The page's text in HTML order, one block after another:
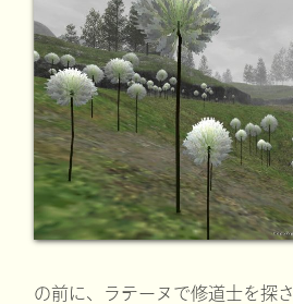
の前に、ラテーヌで修道士を探